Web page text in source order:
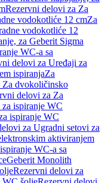
Rezervni delovi za Za
vodokotliće 12 cmZa
vodokotliće 12
za Geberit Sigma
WC-a sa
delovi za Uređaji za
ispiranjaZa
Za dvokoličinsko
delovi za Za
ispiranje WC
ispiranje WC
za Ugradni setovi za
aktiviranjem
WC-a sa
Geberit Monolith
Rezervni delovi za